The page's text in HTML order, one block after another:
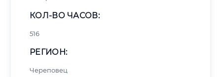
КОЛ-ВО ЧАСОВ:
516
РЕГИОН:
Череповец